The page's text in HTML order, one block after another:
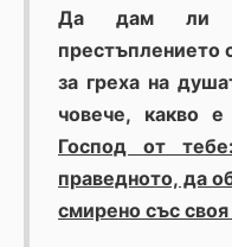
Да дам ли
престъплението
за греха на
човече, какво
Господ от
праведното, да
смирено със своя